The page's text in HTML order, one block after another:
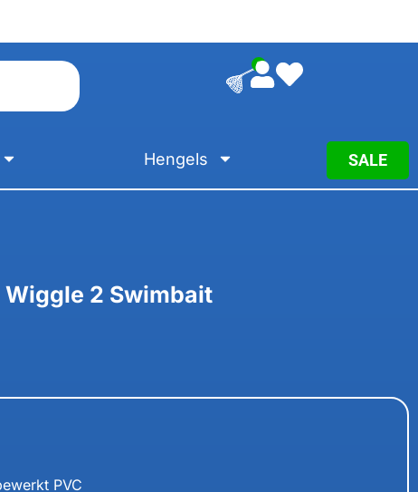
0
Hengels SALE
2 Swimbait
PVC